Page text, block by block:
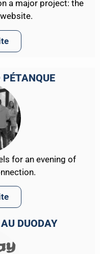
a major project: the
for an evening of
DUODAY